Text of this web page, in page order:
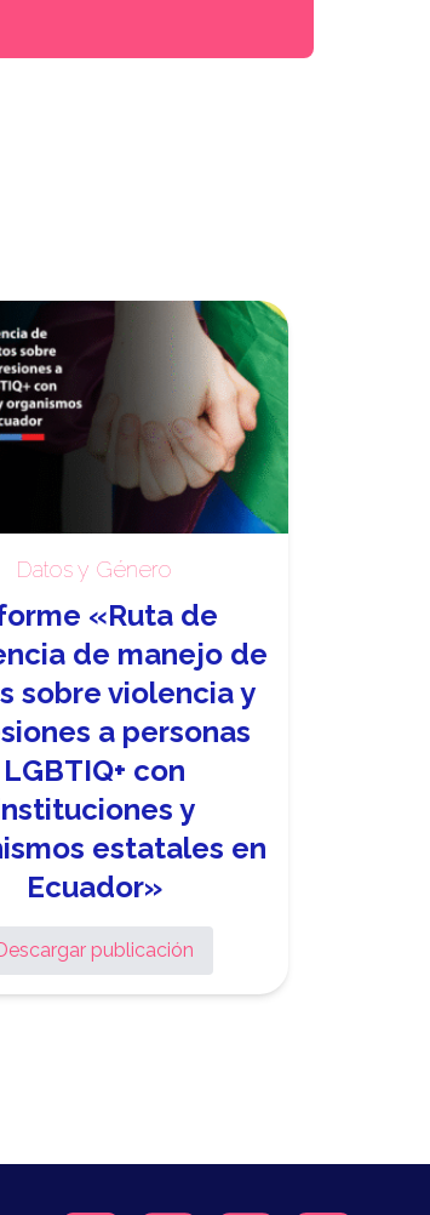
Datos y Género
«Ruta de
de manejo de
sobre violencia y
a personas
LGBTIQ+ con
y
estatales en
Ecuador»
publicación